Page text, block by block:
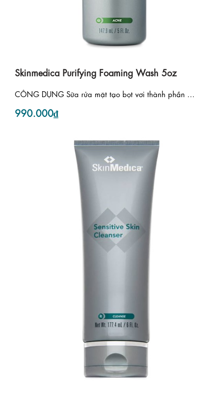
Skinmedica Purifying Foaming Wash 5oz
CÔNG DỤNG Sữa rửa mặt tạo bọt vơi thành phần ...
990.000₫